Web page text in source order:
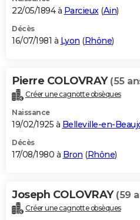
22/05/1894 à Parcieux(Ain)
Décès
16/07/1981 à Lyon (Rhône)
Pierre COLOVRAY (55
Créer une cagnotte obsèques
Naissance
19/02/1925 à Belleville-en-
Décès
17/08/1980 à Bron (Rhône)
Joseph COLOVRAY (59
Créer une cagnotte obsèques